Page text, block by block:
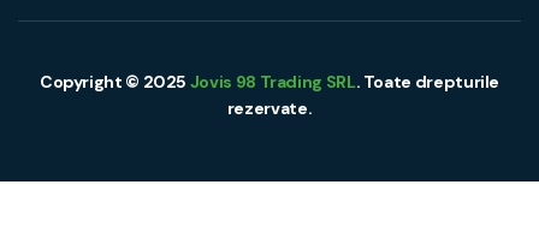
Copyright © 2025 Jovis 98 Trading SRL. Toate drepturile
rezervate.